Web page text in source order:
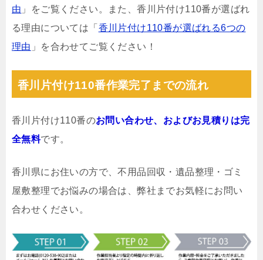
由 」をご覧ください。また、香川片付け110番が選ばれ
る理由については「 香川片付け110番が選ばれる6つの
理由 」を合わせてご覧ください！
香川片付け110番作業完了までの流れ
香川片付け110番のお問い合わせ、およびお見積りは完
全無料です。
香川県にお住いの方で、不用品回収・遺品整理・ゴミ
屋敷整理でお悩みの場合は、弊社までお気軽にお問い
合わせください。